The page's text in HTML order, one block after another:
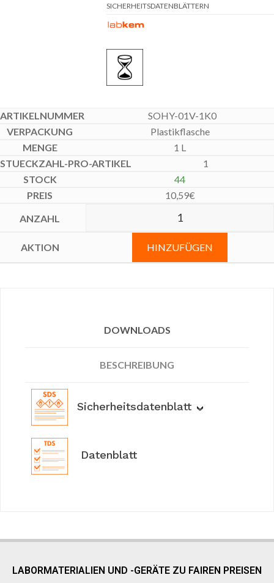
SICHERHEITSDATENBLÄTTERN
SOHY-01V-1K0
Plastikflasche
1 L
1
44
10,59€
HINZUFÜGEN
DOWNLOADS
BESCHREIBUNG
Sicherheitsdatenblatt
Datenblatt
LABORMATERIALIEN UND -GERÄTE ZU FAIREN PREISEN